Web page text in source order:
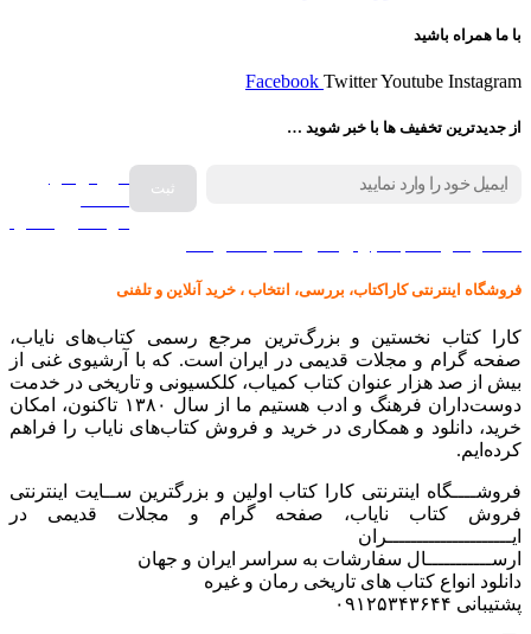
با ما همراه باشید
Facebook TwitterYoutube Instagram
از جدیدترین تخفیف ها با خبر شوید …
فروش انواع
فروشگاه اینترنتی کاراکتاب، بررسی، انتخاب ، خرید آنلاین و تلفنی
کارا کتاب نخستین و بزرگ‌ترین مرجع رسمی کتاب‌های نایاب،
صفحه گرام و مجلات قدیمی در ایران است. که با آرشیوی غنی از
بیش از صد هزار عنوان کتاب کمیاب، کلکسیونی و تاریخی در خدمت
دوست‌داران فرهنگ و ادب هستیم ما از سال ۱۳۸۰ تاکنون، امکان
خرید، دانلود و همکاری در خرید و فروش کتاب‌های نایاب را فراهم
کرده‌ایم.
فروشــــگاه اینترنتی کارا کتاب اولین و بزرگترین ســایت اینترنتی
فروش کتاب نایاب، صفحه گرام و مجلات قدیمی در
ایـــــــــــــــــــــران
ارســـــــــــال سفارشات به سراسر ایران و جهان
دانلود انواع کتاب های تاریخی رمان و غیره
پشتیبانی ۰۹۱۲۵۳۴۳۶۴۴